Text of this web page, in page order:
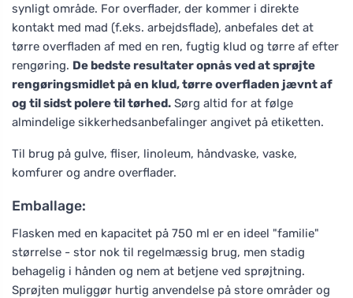
synligt område. For overflader, der kommer i direkte
kontakt med mad (f.eks. arbejdsflade), anbefales det at
tørre overfladen af med en ren, fugtig klud og tørre af efter
rengøring. De bedste resultater opnås ved at sprøjte
rengøringsmidlet på en klud, tørre overfladen jævnt af
og til sidst polere til tørhed. Sørg altid for at følge
almindelige sikkerhedsanbefalinger angivet på etiketten.
Til brug på gulve, fliser, linoleum, håndvaske, vaske,
komfurer og andre overflader.
Emballage:
Flasken med en kapacitet på 750 ml er en ideel "familie"
størrelse - stor nok til regelmæssig brug, men stadig
behagelig i hånden og nem at betjene ved sprøjtning.
Sprøjten muliggør hurtig anvendelse på store områder og